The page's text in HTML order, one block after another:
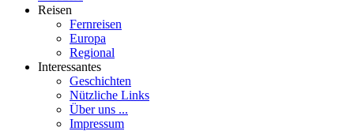
Reisen
Fernreisen
Europa
Regional
Interessantes
Geschichten
Nützliche Links
Über uns ...
Impressum